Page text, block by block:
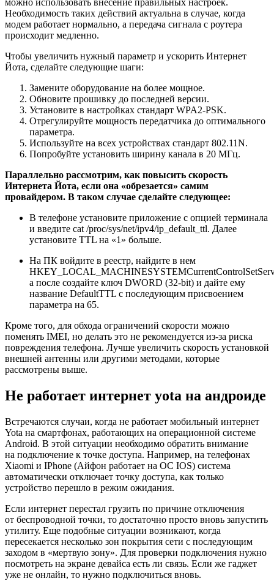
можно использовать внесение правильных настроек.
Необходимость таких действий актуальна в случае, когда
модем работает нормально, а передача сигнала с роутера
происходит медленно.
Чтобы увеличить нужный параметр и ускорить Интернет
Йота, сделайте следующие шаги:
Замените оборудование на более мощное.
Обновите прошивку до последней версии.
Установите в настройках стандарт WPA2-PSK.
Отрегулируйте мощность передатчика до оптимального
параметра.
Используйте на всех устройствах стандарт 802.11N.
Попробуйте установить ширину канала в 20 МГц.
Параллельно рассмотрим, как повысить скорость
Интернета Йота, если она «обрезается» самим
провайдером. В таком случае сделайте следующее:
В телефоне установите приложение с опцией терминала
и введите cat /proc/sys/net/ipv4/ip_default_ttl. Далее
установите TTL на «1» больше.
На ПК войдите в реестр, найдите в нем
а после создайте ключ DWORD (32-bit) и дайте ему
название DefaultTTL с последующим присвоением
параметра на 65.
Кроме того, для обхода ограничений скорости можно
поменять IMEI, но делать это не рекомендуется из-за риска
повреждения телефона. Лучше увеличить скорость установкой
внешней антенны или другими методами, которые
рассмотрены выше.
Не работает интернет yota на андроиде
Встречаются случаи, когда не работает мобильный интернет
Yota на смартфонах, работающих на операционной системе
Android. В этой ситуации необходимо обратить внимание
на подключение к точке доступа. Например, на телефонах
Xiaomi и IPhone (Айфон работает на ОС IOS) система
автоматически отключает точку доступа, как только
устройство перешло в режим ожидания.
Если интернет перестал грузить по причине отключения
от беспроводной точки, то достаточно просто вновь запустить
утилиту. Еще подобные ситуации возникают, когда
пересекается несколько зон покрытия сети с последующим
заходом в «мертвую зону». Для проверки подключения нужно
посмотреть на экране девайса есть ли связь. Если же гаджет
уже не онлайн, то нужно подключиться вновь.